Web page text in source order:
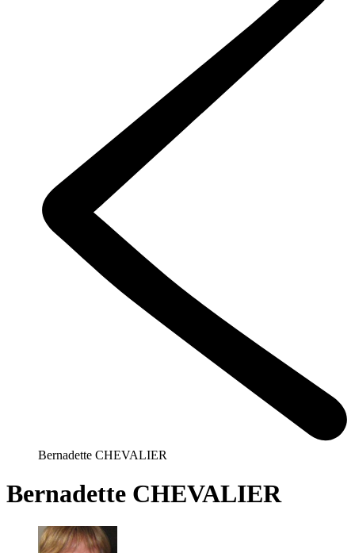
Bernadette CHEVALIER
Bernadette CHEVALIER